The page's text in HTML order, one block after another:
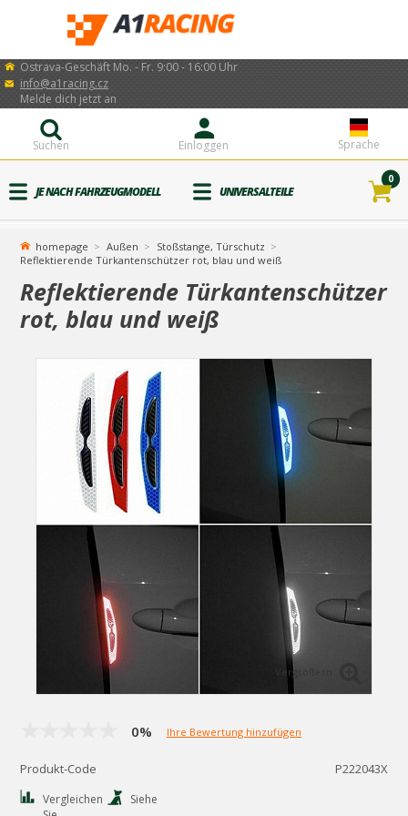
Ostrava-Geschäft Mo. - Fr. 9:00 - 16:00 Uhr
info@a1racing.cz
Sprache
Einloggen
Melde dich jetzt an
Suchen
JE NACH FAHRZEUGMODELL UNIVERSALTEILE
0
homepage Außen
Stoßstange, Türschutz
Reflektierende Türkantenschützer rot, blau und weiß
Reflektierende Türkantenschützer
rot, blau und weiß
Vergrößern
0% Ihre Bewertung hinzufügen
Produkt-Code P222043X
Vergleichen
Siehe